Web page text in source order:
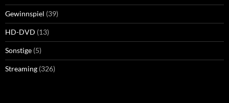
Gewinnspiel (39)
HD-DVD (13)
Sonstige (5)
Streaming (326)